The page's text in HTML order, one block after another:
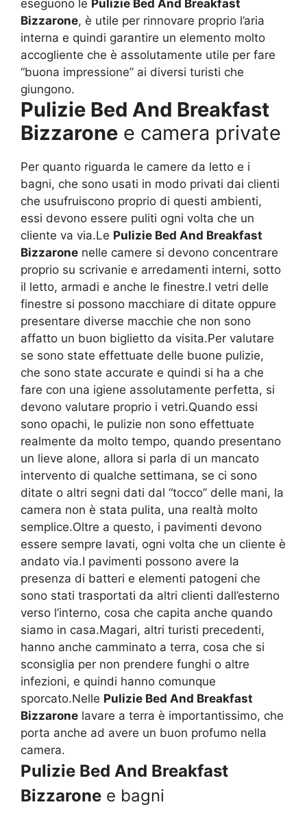
eseguono le Pulizie Bed And Breakfast
Bizzarone, è utile per rinnovare proprio l’aria
interna e quindi garantire un elemento molto
accogliente che è assolutamente utile per fare
“buona impressione” ai diversi turisti che
giungono.
Pulizie Bed And Breakfast
Bizzarone e camera private
Per quanto riguarda le camere da letto e i
bagni, che sono usati in modo privati dai clienti
che usufruiscono proprio di questi ambienti,
essi devono essere puliti ogni volta che un
cliente va via.Le Pulizie Bed And Breakfast
Bizzarone nelle camere si devono concentrare
proprio su scrivanie e arredamenti interni, sotto
il letto, armadi e anche le finestre.I vetri delle
finestre si possono macchiare di ditate oppure
presentare diverse macchie che non sono
affatto un buon biglietto da visita.Per valutare
se sono state effettuate delle buone pulizie,
che sono state accurate e quindi si ha a che
fare con una igiene assolutamente perfetta, si
devono valutare proprio i vetri.Quando essi
sono opachi, le pulizie non sono effettuate
realmente da molto tempo, quando presentano
un lieve alone, allora si parla di un mancato
intervento di qualche settimana, se ci sono
ditate o altri segni dati dal “tocco” delle mani, la
camera non è stata pulita, una realtà molto
semplice.Oltre a questo, i pavimenti devono
essere sempre lavati, ogni volta che un cliente è
andato via.I pavimenti possono avere la
presenza di batteri e elementi patogeni che
sono stati trasportati da altri clienti dall’esterno
verso l’interno, cosa che capita anche quando
siamo in casa.Magari, altri turisti precedenti,
hanno anche camminato a terra, cosa che si
sconsiglia per non prendere funghi o altre
infezioni, e quindi hanno comunque
sporcato.Nelle Pulizie Bed And Breakfast
Bizzarone lavare a terra è importantissimo, che
porta anche ad avere un buon profumo nella
camera.
Pulizie Bed And Breakfast
Bizzarone e bagni